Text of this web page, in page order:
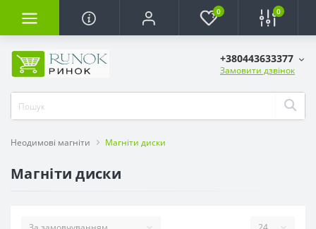
0 0
+380443633377
Замовити дзвінок
Неодимові магніти Магніти диски
Магніти диски